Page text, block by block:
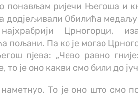
понављам ријечи Његоша и
додјељивали Обилића
Црногорци,
пољани. Па ко је могао
пјева: „Чево равно
је оно какви смо били до
То је оно што смо